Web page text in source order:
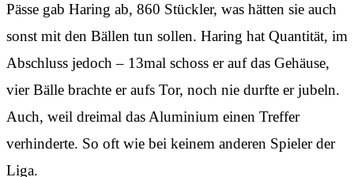
Pässe gab Haring ab, 860 Stückler, was hätten sie auch
sonst mit den Bällen tun sollen. Haring hat Quantität, im
Abschluss jedoch – 13mal schoss er auf das Gehäuse,
vier Bälle brachte er aufs Tor, noch nie durfte er jubeln.
Auch, weil dreimal das Aluminium einen Treffer
verhinderte. So oft wie bei keinem anderen Spieler der
Liga.